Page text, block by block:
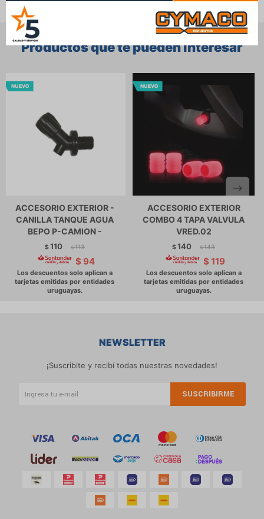
Productos que te pueden interesar
ACCESORIO EXTERIOR -
CANILLA TANQUE AGUA
BEPO P-CAMION -
$110 $ 113
$ 94
ACCESORIO EXTERIOR
COMBO 4 TAPA VALVULA
VRED.02
$140 $ 143
$ 119
NEWSLETTER
¡Suscribite y recibí todas nuestras novedades!
SUSCRIBIRME